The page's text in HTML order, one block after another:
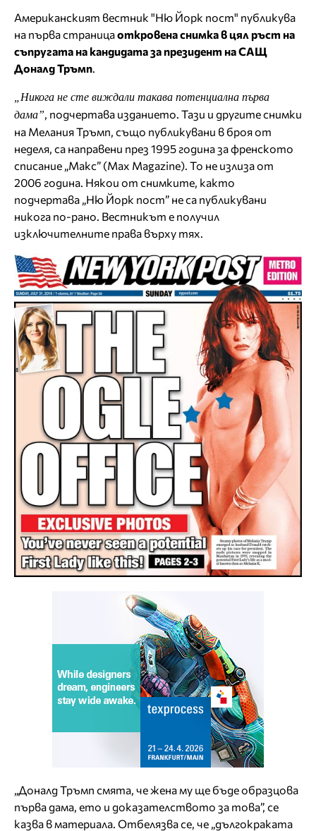
Американският вестник "Ню Йорк пост" публикува
на първа страницаоткровена снимка в цял ръст на
съпругата на кандидата за президент на САЩ
Доналд Тръмп
„Никога не сте виждали такава потенциална първа
дама” , подчертава изданието. Тази и другите снимки
на Мелания Тръмп, също публикувани в броя от
неделя, са направени през 1995 година за френското
списание „Макс” (Max Magazine). То не излиза от
2006 година. Някои от снимките, както
подчертава „Ню Йорк пост” не са публикувани
никога по-рано. Вестникът е получил
изключителните права върху тях.
„Доналд Тръмп смята, че жена му ще бъде образцова
първа дама, ето и доказателството за това”, се
казва в материала. Отбелязва се, че „дългокраката